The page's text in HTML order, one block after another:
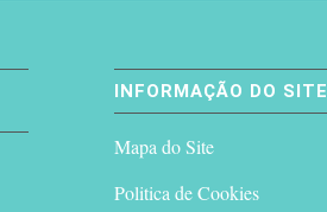
INFORMAÇÃO DO SITE
Mapa do Site
Politica de Cookies